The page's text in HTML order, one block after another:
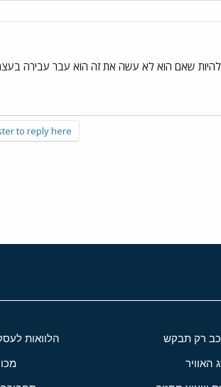
שאם הוא לא עשה את זה הוא עבר עבירה
to reply here.
רק תבקש הלוואות
האוויר